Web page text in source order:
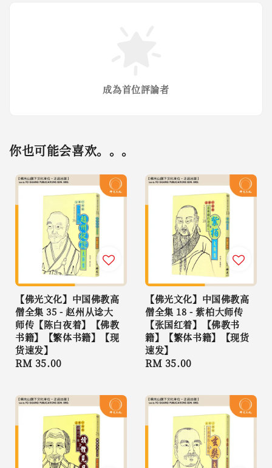
成為首位評論者
你也可能会喜欢。。。
【佛光文化】中国佛教高
僧全集 35 - 赵州从谂大
师传【陈白夜着】【佛教
书籍】【繁体书籍】【现
货速发】
Regular
RM 35.00
【佛光文化】中国佛教高
僧全集 18 - 紫柏大师传
【张国红着】【佛教书
籍】【繁体书籍】【现货
速发】
Regular
RM 35.00